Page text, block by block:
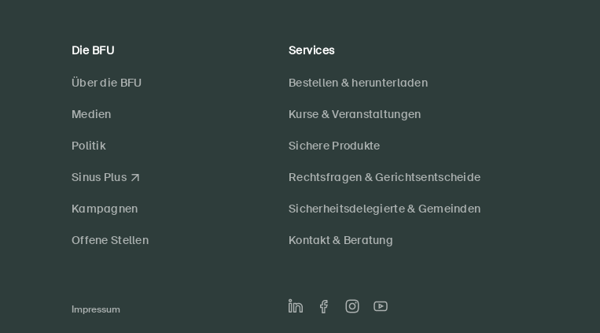
Die BFU
Über die BFU
Medien
Politik
Sinus Plus
Kampagnen
Offene Stellen
Services
Bestellen & herunterladen
Kurse & Veranstaltungen
Sichere Produkte
Rechtsfragen & Gerichtsentscheide
Sicherheitsdelegierte & Gemeinden
Kontakt & Beratung
Impressum